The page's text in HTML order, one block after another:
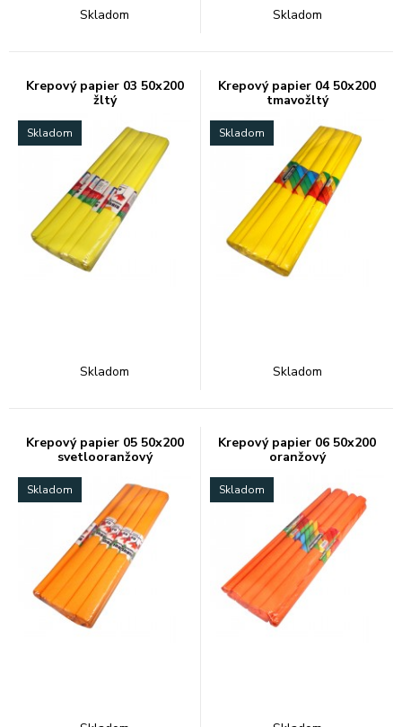
Skladom Skladom
Krepový papier 03 50x200
žltý
Skladom
Skladom
Krepový papier 04 50x200
tmavožltý
Skladom
Skladom
Krepový papier 05 50x200
svetlooranžový
Skladom
Krepový papier 06 50x200
oranžový
Skladom